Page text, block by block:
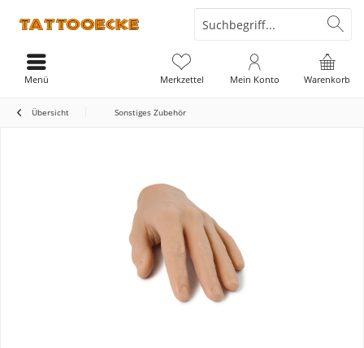
Warenkorb
Merkzettel Mein Konto
Menü
Übersicht Sonstiges Zubehör